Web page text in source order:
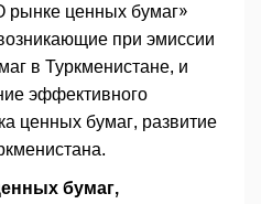
рынке ценных бумаг»
при эмиссии
в Туркменистане, и
эффективного
ценных бумаг, развитие
бумаг,